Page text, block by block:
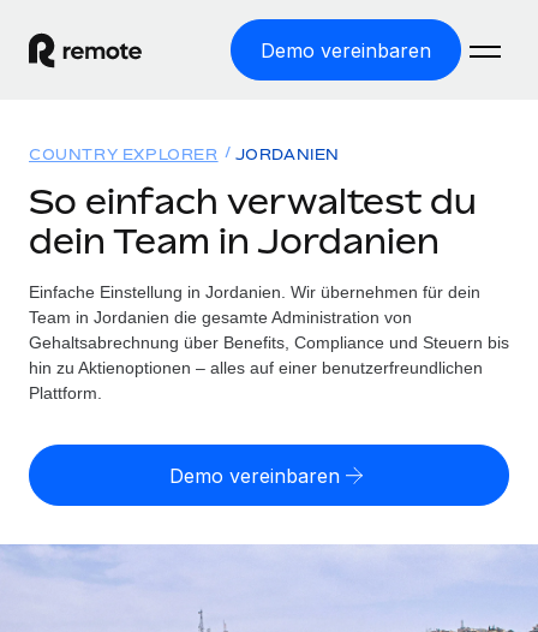
Demo vereinbaren
WELTWEITE BESCHÄFTIGUNG
Globale Payroll
Einfache, rechtssicher Payroll
Employer of Record
Weltweites Wachstum ohne Kosten für Niederlassungen
Contractor of Record
Rechtssichere, weltweite Arbeit mit Freelancer:innen
Globales Onboarding und Verwalten von
Lösungen
WELTWEITE ABDECKUNG
Country Explorer
Länderspezifische Unterstützung bei der Einstellung
Einfache Einstellung in allen US-Bundesstaaten
WACHSTUMSPHASE
Ressourcen
TOOLS UND RECHNER
Scheinselbstständigkeitsrisiko berechnen
Personalkostenrechner
Honorarzahlungen berechnen
Preise
Nederlands
COUNTRY EXPLORER JORDANIEN
So einfach verwaltest du
dein Team in Jordanien
Einfache Einstellung in Jordanien. Wir übernehmen für dein
Team in Jordanien die gesamte Administration von
Gehaltsabrechnung über Benefits, Compliance und Steuern bis
hin zu Aktienoptionen – alles auf einer benutzerfreundlichen
Plattform.
Demo vereinbaren